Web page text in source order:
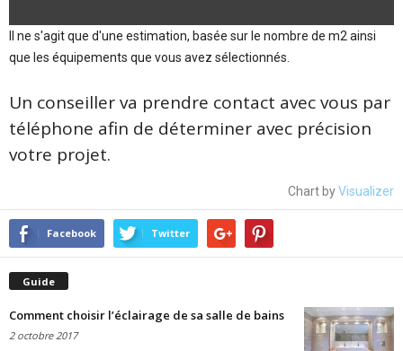
Il ne s'agit que d'une estimation, basée sur le nombre de m2 ainsi
que les équipements que vous avez sélectionnés.
Un conseiller va prendre contact avec vous par
téléphone afin de déterminer avec précision
votre projet.
Chart byVisualizer
Facebook Twitter
Guide
Comment choisir l’éclairage de sa salle de bains
2 octobre 2017